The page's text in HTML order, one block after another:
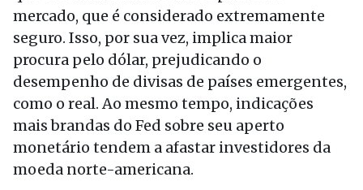
mercado, que é considerado extremamente
seguro. Isso, por sua vez, implica maior
procura pelo dólar, prejudicando o
desempenho de divisas de países emergentes,
como o real. Ao mesmo tempo, indicações
mais brandas do Fed sobre seu aperto
monetário tendem a afastar investidores da
moeda norte-americana.